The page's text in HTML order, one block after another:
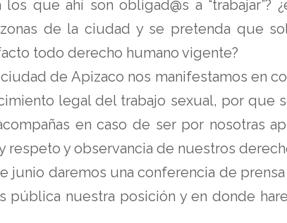
que ahí son obligad@s a
de la ciudad y se pretenda que
todo derecho humano vigente?
de Apizaco nos manifestamos en
legal del trabajo sexual, por que
en caso de ser por nosotras
y observancia de nuestros
junio daremos una conferencia de
nuestra posición y en donde